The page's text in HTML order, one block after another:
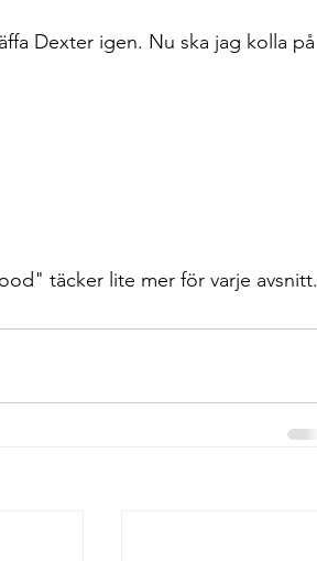
Dexter igen. Nu ska jag kolla på
täcker lite mer för varje avsnitt.